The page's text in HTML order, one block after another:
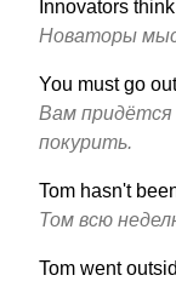
Innovators
Новаторы
You must go
Вам придётся
покурить.
Tom hasn't
Том всю
Tom went